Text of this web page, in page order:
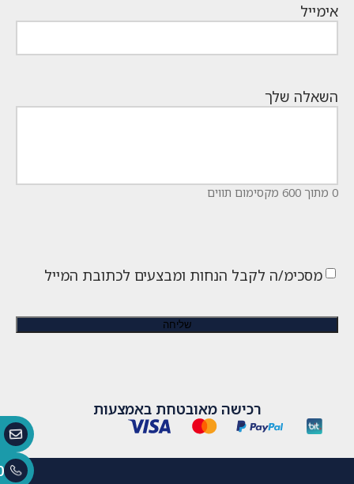
אימייל
השאלה שלך
0 מתוך 600 מקסימום תווים
מסכימ/ה לקבל הנחות ומבצעים לכתובת המייל
רכישה מאובטחת באמצעות